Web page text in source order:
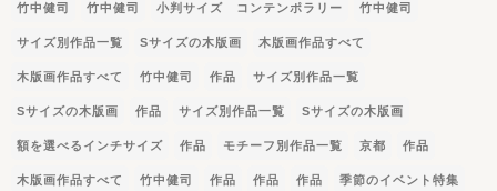
竹中健司 竹中健司 小判サイズ コンテンポラリー 竹中健司
サイズ別作品一覧 Sサイズの木版画 木版画作品すべて
木版画作品すべて 竹中健司 作品 サイズ別作品一覧
Sサイズの木版画 作品 サイズ別作品一覧 Sサイズの木版画
額を選べるインチサイズ 作品 モチーフ別作品一覧 京都 作品
木版画作品すべて 竹中健司 作品 作品 作品 季節のイベント特集